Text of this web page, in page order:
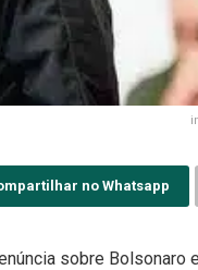
no Whatsapp
sobre Bolsonaro e